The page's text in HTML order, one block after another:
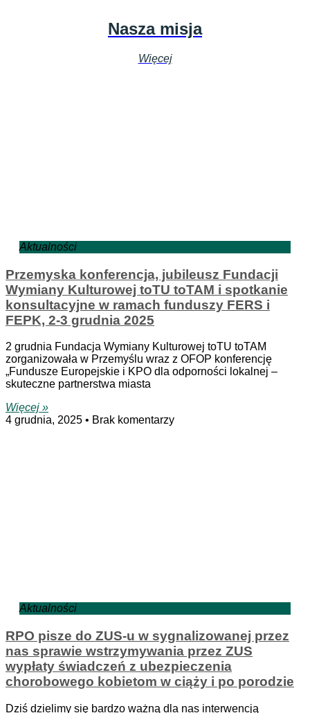
Nasza misja
Więcej
Aktualności
Przemyska konferencja, jubileusz Fundacji
Wymiany Kulturowej toTU toTAM i spotkanie
konsultacyjne w ramach funduszy FERS i
FEPK, 2-3 grudnia 2025
2 grudnia Fundacja Wymiany Kulturowej toTU toTAM
zorganizowała w Przemyślu wraz z OFOP konferencję
„Fundusze Europejskie i KPO dla odporności lokalnej –
skuteczne partnerstwa miasta
Więcej »
4 grudnia, 2025
Brak komentarzy
Aktualności
RPO pisze do ZUS-u w sygnalizowanej przez
nas sprawie wstrzymywania przez ZUS
wypłaty świadczeń z ubezpieczenia
chorobowego kobietom w ciąży i po porodzie
Dziś dzielimy się bardzo ważną dla nas interwencją